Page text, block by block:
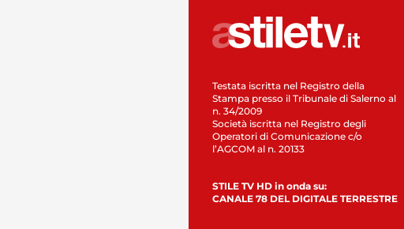
Testata iscritta nel Registro della
Stampa presso il Tribunale di Salerno al
n. 34/2009
Società iscritta nel Registro degli
Operatori di Comunicazione c/o
l’AGCOM al n. 20133
STILE TV HD in onda su:
CANALE 78 DEL DIGITALE TERRESTRE